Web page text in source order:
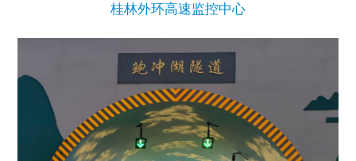
桂林外环高速监控中心